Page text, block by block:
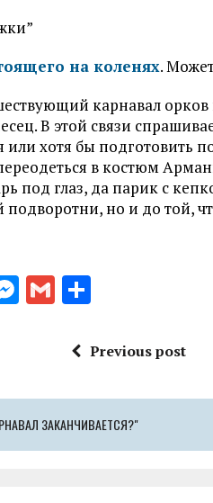
на коленях.
карнавал
В этой связи
или хотя бы подготовить
в костюм
под глаз, да парик с
но и до той,
M
g
er
G
ai a
Previous post
ЗАКАНЧИВАЕТСЯ?"